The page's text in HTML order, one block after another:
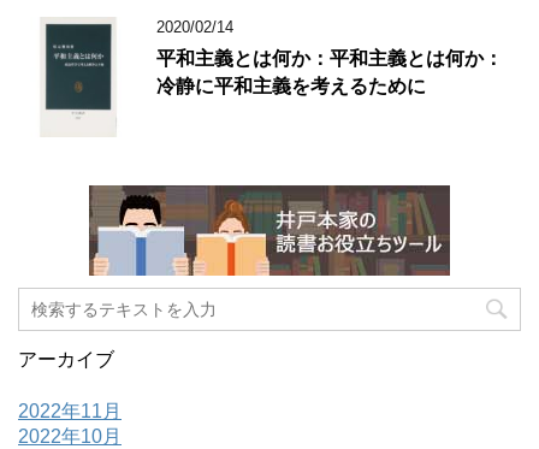
2020/02/14
平和主義とは何か：平和主義とは何か：
冷静に平和主義を考えるために
アーカイブ
2022年11月
2022年10月